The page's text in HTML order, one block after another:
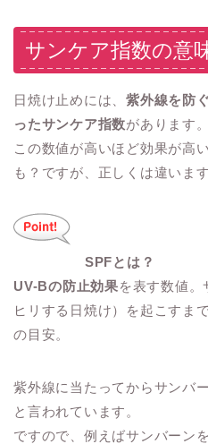
サンケア指数の意
日焼け止めには、紫外線を防
ったサンケア指数があります。
この数値が高いほど効果が高
も？ですが、正しくは違います
SPFとは？
UV-Bの防止効果を表す数値。
ヒリする日焼け）を起こすま
の目安。
紫外線に当たってからサンバ
と言われています。
ですので、例えばサンバーン